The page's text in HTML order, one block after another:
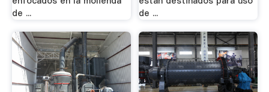
de ...
de ...